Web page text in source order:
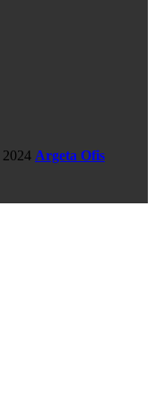
2024 Argeta Ofis